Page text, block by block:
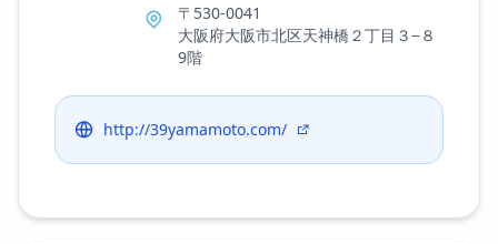
〒530-0041
大阪府大阪市北区天神橋２丁目３−８
9階
http://39yamamoto.com/